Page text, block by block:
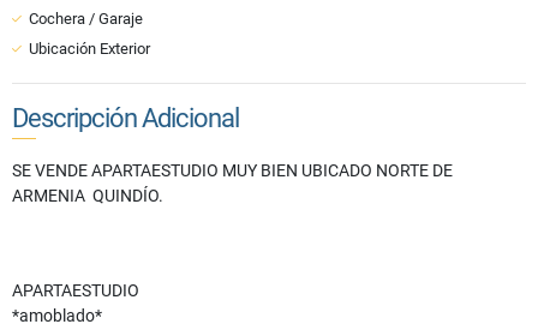
Cochera / Garaje
Ubicación Exterior
Descripción Adicional
SE VENDE APARTAESTUDIO MUY BIEN UBICADO NORTE DE
ARMENIA QUINDÍO.
APARTAESTUDIO
*amoblado*